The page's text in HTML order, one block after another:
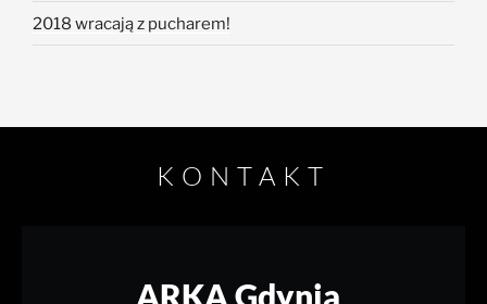
2018 wracają z pucharem!
KONTAKT
ARKA Gdynia